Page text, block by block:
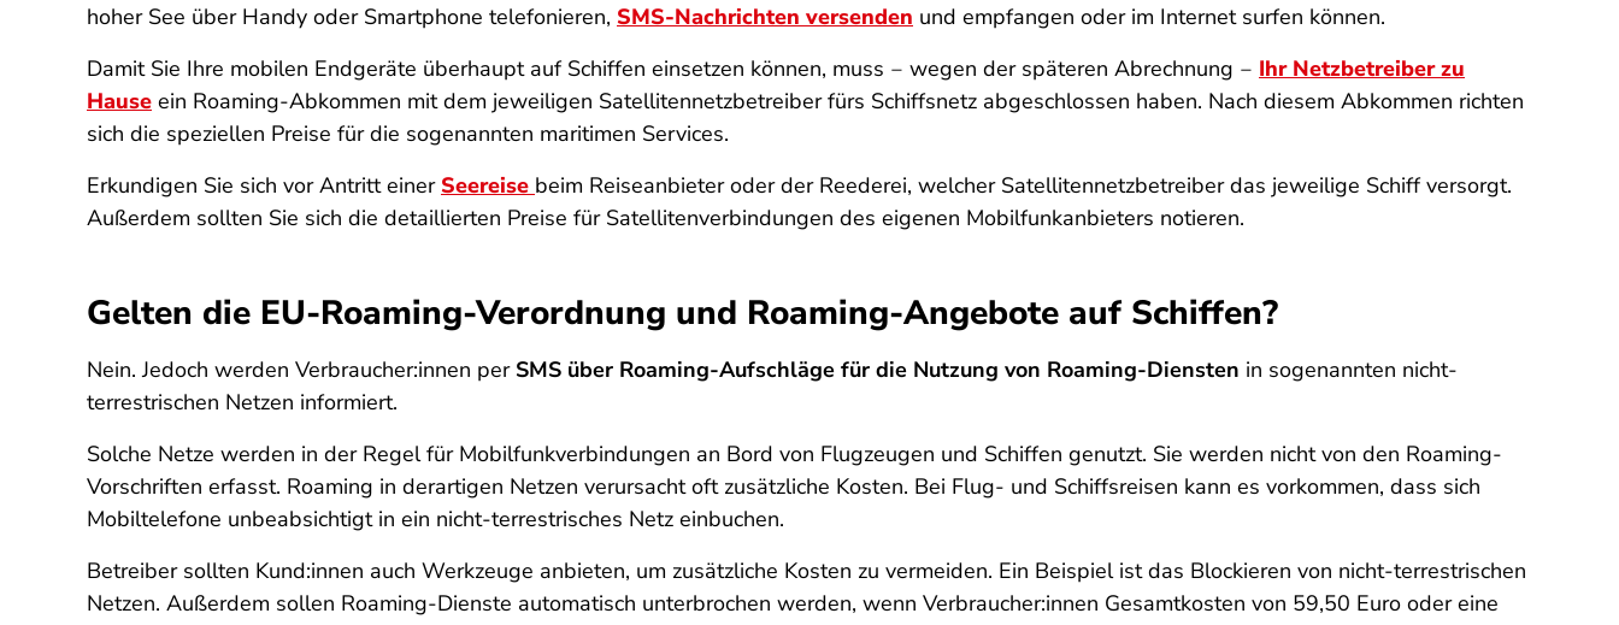
hoher See über Handy oder Smartphone telefonieren, SMS-Nachrichten versenden und empfangen oder im Internet surfen können.
Damit Sie Ihre mobilen Endgeräte überhaupt auf Schiffen einsetzen können, muss ‒ wegen der späteren Abrechnung ‒ Ihr Netzbetreiber zu
Hause ein Roaming-Abkommen mit dem jeweiligen Satellitennetzbetreiber fürs Schiffsnetz abgeschlossen haben. Nach diesem Abkommen richten
sich die speziellen Preise für die sogenannten maritimen Services.
Erkundigen Sie sich vor Antritt einer Seereise beim Reiseanbieter oder der Reederei, welcher Satellitennetzbetreiber das jeweilige Schiff versorgt.
Außerdem sollten Sie sich die detaillierten Preise für Satellitenverbindungen des eigenen Mobilfunkanbieters notieren.
Gelten die EU-Roaming-Verordnung und Roaming-Angebote auf Schiffen?
Nein. Jedoch werden Verbraucher:innen per SMS über Roaming-Aufschläge für die Nutzung von Roaming-Diensten in sogenannten nicht-
terrestrischen Netzen informiert.
Solche Netze werden in der Regel für Mobilfunkverbindungen an Bord von Flugzeugen und Schiffen genutzt. Sie werden nicht von den Roaming-
Vorschriften erfasst. Roaming in derartigen Netzen verursacht oft zusätzliche Kosten. Bei Flug- und Schiffsreisen kann es vorkommen, dass sich
Mobiltelefone unbeabsichtigt in ein nicht-terrestrisches Netz einbuchen.
Betreiber sollten Kund:innen auch Werkzeuge anbieten, um zusätzliche Kosten zu vermeiden. Ein Beispiel ist das Blockieren von nicht-terrestrischen
Netzen. Außerdem sollen Roaming-Dienste automatisch unterbrochen werden, wenn Verbraucher:innen Gesamtkosten von 59,50 Euro oder eine